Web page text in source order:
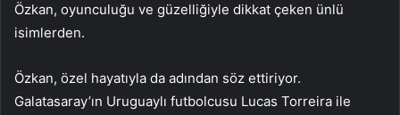
Özkan, oyunculuğu ve güzelliğiyle dikkat çeken ünlü
isimlerden.
Özkan, özel hayatıyla da adından söz ettiriyor.
Galatasaray’ın Uruguaylı futbolcusu Lucas Torreira ile